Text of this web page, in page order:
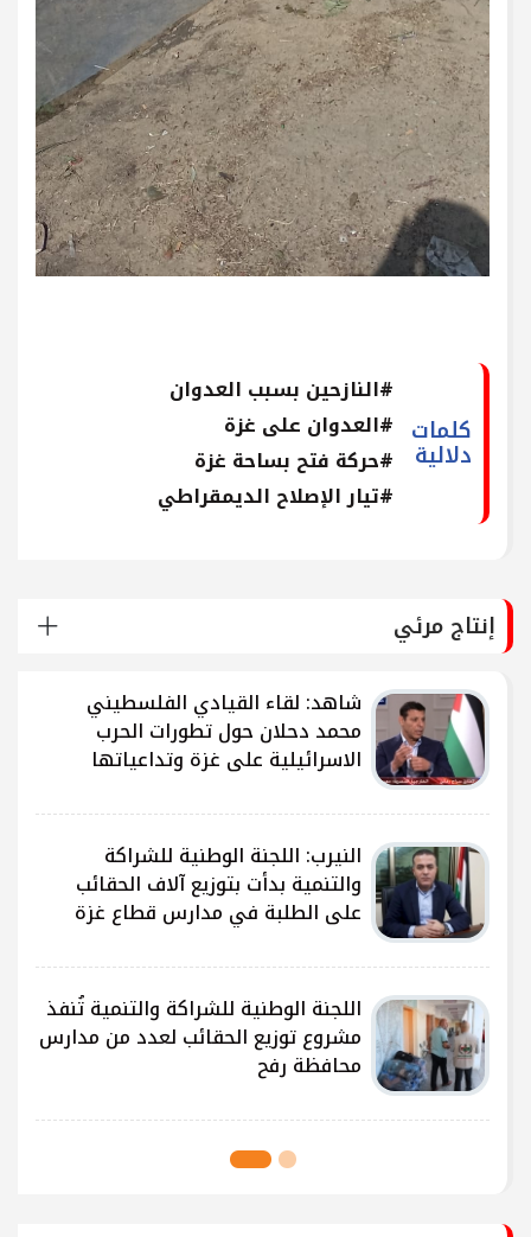
كلمات
دلالية
#النازحين بسبب العدوان
#العدوان على غزة
#حركة فتح بساحة غزة
#تيار الإصلاح الديمقراطي
إنتاج مرئي
شاهد: لقاء القيادي الفلسطيني
محمد دحلان حول تطورات الحرب
الاسرائيلية على غزة وتداعياتها
النيرب: اللجنة الوطنية للشراكة
والتنمية بدأت بتوزيع آلاف الحقائب
على الطلبة في مدارس قطاع غزة
اللجنة الوطنية للشراكة والتنمية تُنفذ
مشروع توزيع الحقائب لعدد من مدارس
محافظة رفح